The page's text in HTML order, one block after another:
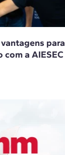
para
a AIESEC